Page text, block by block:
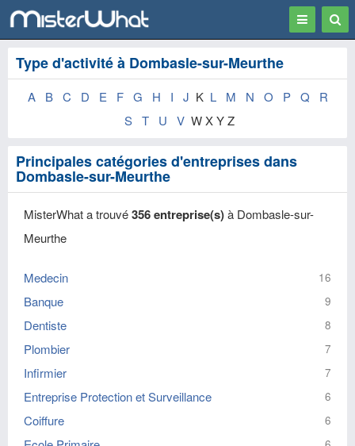
Toggle
Type d'activité à Dombasle-sur-Meurthe
A B C D E F G H I J K L M N O P Q
R
S T U V W X Y Z
Principales catégories d'entreprises dans
Dombasle-sur-Meurthe
MisterWhat a trouvé356 entreprise(s)à Dombasle-sur-
Meurthe
Medecin 16
Banque 9
Dentiste 8
Plombier 7
Infirmier 7
Entreprise Protection et Surveillance 6
Coiffure 6